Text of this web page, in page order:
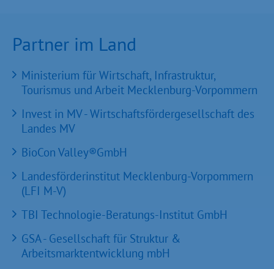
Partner im Land
Ministerium für Wirtschaft, Infrastruktur,
Tourismus und Arbeit Mecklenburg-Vorpommern
Invest in MV - Wirtschaftsfördergesellschaft des
Landes MV
BioCon Valley®GmbH
Landesförderinstitut Mecklenburg-Vorpommern
(LFI M-V)
TBI Technologie-Beratungs-Institut GmbH
GSA - Gesellschaft für Struktur &
Arbeitsmarktentwicklung mbH